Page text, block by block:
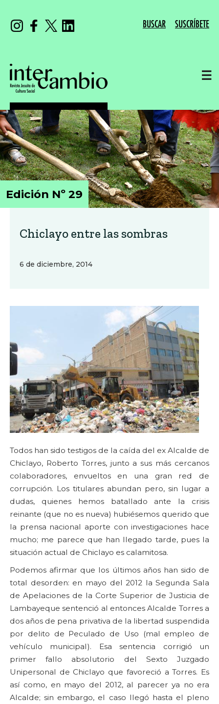
BUSCAR SUSCRÍBETE
☰
Edición Nº 29
Chiclayo entre las sombras
6 de diciembre, 2014
Todos han sido testigos de la caída del ex Alcalde de
Chiclayo, Roberto Torres, junto a sus más cercanos
colaboradores, envueltos en una gran red de
corrupción. Los titulares abundan pero, sin lugar a
dudas, quienes hemos batallado ante la crisis
reinante (que no es nueva) hubiésemos querido que
la prensa nacional aporte con investigaciones hace
mucho; me parece que han llegado tarde, pues la
situación actual de Chiclayo es calamitosa.
Podemos afirmar que los últimos años han sido de
total desorden: en mayo del 2012 la Segunda Sala
de Apelaciones de la Corte Superior de Justicia de
Lambayeque sentenció al entonces Alcalde Torres a
dos años de pena privativa de la libertad suspendida
por delito de Peculado de Uso (mal empleo de
vehículo municipal). Esa sentencia corrigió un
primer fallo absolutorio del Sexto Juzgado
Unipersonal de Chiclayo que favoreció a Torres. Es
así como, en mayo del 2012, al parecer ya no era
Alcalde; sin embargo, el caso llegó hasta el pleno